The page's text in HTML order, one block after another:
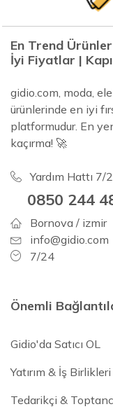
En Trend
İyi Fiyatlar |
gidio.com, moda,
ürünlerinde en iyi
platformudur. En
kaçırma! 🚀
Yardım Hattı 7/
0850 244
Bornova / izmir
info@gidio.com
7/24
Önemli
Gidio'da Satıcı OL
Yatırım & İş Birlikleri
Tedarikçi &